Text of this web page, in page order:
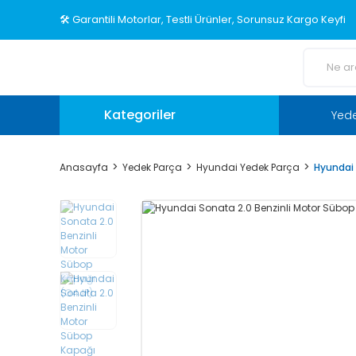
🛠️ Garantili Motorlar, Testli Ürünler, Sorunsuz Kargo Keyfi
Kategoriler
Anasayfa Yedek Parça Hyundai Yedek Parça Hyundai